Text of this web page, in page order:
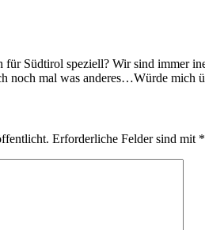
Südtirol speziell? Wir sind immer
noch mal was anderes…Würde mich
Erforderliche Felder sind mit *